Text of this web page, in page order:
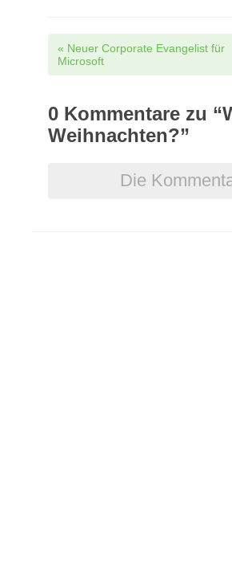
Post
« Neuer Corporate Evangelist für
Microsoft
0 Kommentare zu
Weihnachten?”
Die